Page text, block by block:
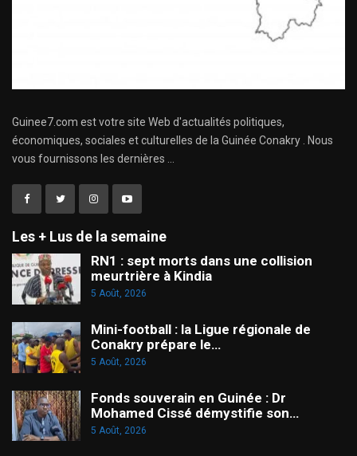
Guinee7.com est votre site Web d'actualités politiques,
économiques, sociales et culturelles de la Guinée Conakry . Nous
vous fournissons les dernières ...
Les + Lus de la semaine
RN1 : sept morts dans une collision
meurtrière à Kindia
5 Août, 2026
Mini-football : la Ligue régionale de
Conakry prépare le…
5 Août, 2026
Fonds souverain en Guinée : Dr
Mohamed Cissé démystifie son…
5 Août, 2026